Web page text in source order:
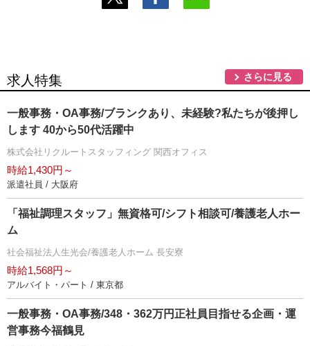
求人特集 さらに見る
一般事務・OA事務/ブランクあり、未経験?私たちが後押し
します 40から50代活躍中
株式会社リクルートスタッフィング 関西オフィス
時給1,430円～
派遣社員 / 大阪府
「福祉調理スタッフ」無資格可/シフト相談可/養護老人ホー
ム
社会福祉法人生光会/養護老人ホーム 長安寮
時給1,568円～
アルバイト・パート / 東京都
一般事務・OA事務/348・362万円正社員目指せる企画・運
営事務今福鶴見